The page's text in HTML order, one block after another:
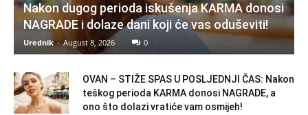
Nakon dugog perioda iskušenja KARMA donosi
NAGRADE i dolaze dani koji će vas oduševiti!
Urednik - August 8, 2026 0
OVAN – STIŽE SPAS U POSLJEDNJI ČAS: Nakon
teškog perioda KARMA donosi NAGRADE, a
ono što dolazi vratiće vam osmijeh!